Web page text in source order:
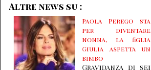
Altre news su :
Paola Perego sta
per diventare
nonna, la figlia
Giulia aspetta un
bimbo
Gravidanza di sei